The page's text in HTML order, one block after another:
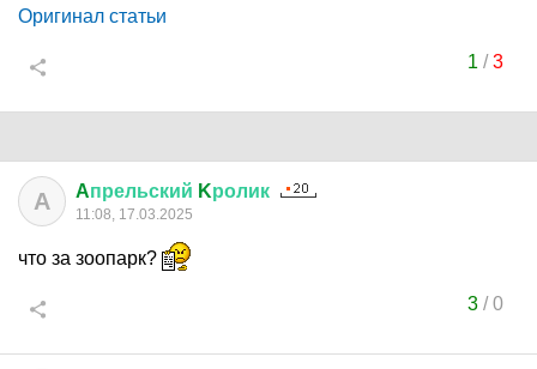
Оригинал статьи
1 /3
A Aпрельский Kролик
11:08, 17.03.2025
что за зоопарк?
3/0